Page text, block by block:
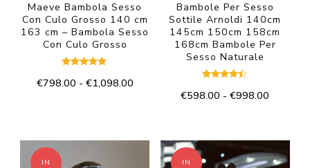
Maeve Bambola Sesso
Con Culo Grosso 140 cm
163 cm – Bambola Sesso
Con Culo Grosso
4.75
€798.00 - €1,098.00Fascia
€798.00
ha
più
Bambole Per Sesso
Sottile Arnoldi 140cm
145cm 150cm 158cm
168cm Bambole Per
Sesso Naturale
4.33
€598.00 - €998.00
da
€598.00
ha
IN IN